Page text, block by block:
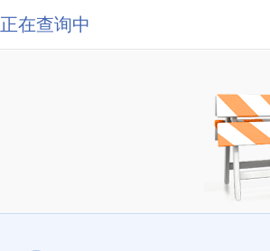
正在查询中